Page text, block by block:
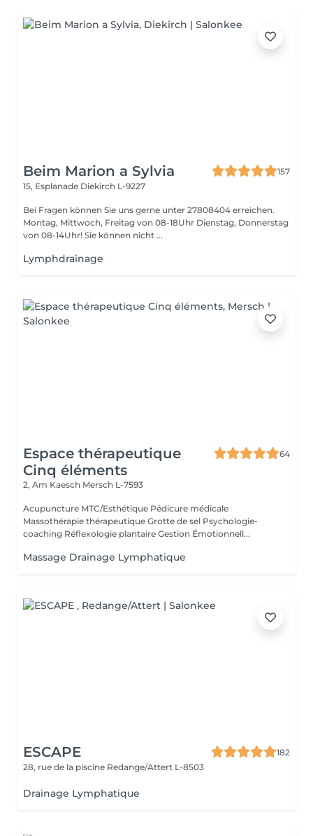
Beim Marion a Sylvia
157
15, Esplanade Diekirch L-9227
Bei Fragen können Sie uns gerne unter 27808404 erreichen.
Montag, Mittwoch, Freitag von 08-18Uhr Dienstag, Donnerstag
von 08-14Uhr! Sie können nicht ...
Lymphdrainage
Espace thérapeutique
Cinq éléments
64
2, Am Kaesch Mersch L-7593
Acupuncture MTC/Esthétique Pédicure médicale
Massothérapie thérapeutique Grotte de sel Psychologie-
coaching Réflexologie plantaire Gestion Émotionnell...
Massage Drainage Lymphatique
ESCAPE
182
28, rue de la piscine Redange/Attert L-8503
Drainage Lymphatique